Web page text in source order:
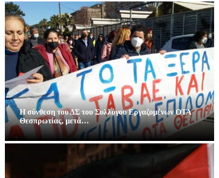
Η σύνθεση του ΔΣ του Συλλόγου Εργαζομένων ΟΤΑ
Θεσπρωτίας, μετά…